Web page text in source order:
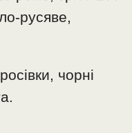
русяве,
чорні